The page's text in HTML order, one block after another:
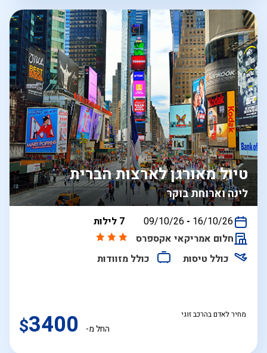
לינה וארוחת בוקר
טיול מאורגן לארצות הברית
בין
09/10/26 - 16/10/26
7 לילות
חלום אמריקאי אקספרס
כולל טיסות
כולל מזוודות
מחיר לאדם בהרכב זוגי
החל מ- $3400